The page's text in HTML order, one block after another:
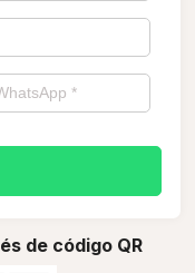
de código QR